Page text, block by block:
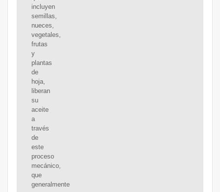
incluyen
semillas,
nueces,
vegetales,
frutas
y
plantas
de
hoja,
liberan
su
aceite
a
través
de
este
proceso
mecánico,
que
generalmente